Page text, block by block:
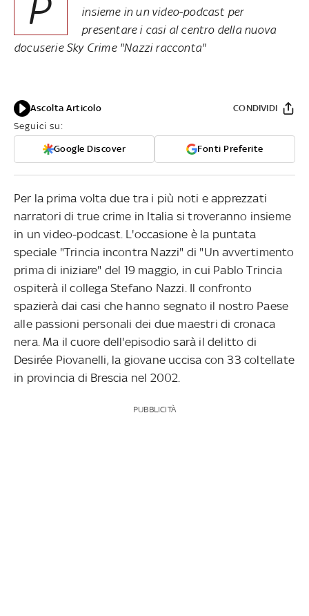
insieme in un video-podcast per
presentare i casi al centro della nuova
docuserie Sky Crime "Nazzi racconta"
Ascolta Articolo
Seguici su:
Google Discover Fonti Preferite
CONDIVIDI
Per la prima volta due tra i più noti e apprezzati
narratori di true crime in Italia si troveranno insieme
in un video-podcast. L'occasione è la puntata
speciale "Trincia incontra Nazzi" di "Un avvertimento
prima di iniziare" del 19 maggio, in cui Pablo Trincia
ospiterà il collega Stefano Nazzi. Il confronto
spazierà dai casi che hanno segnato il nostro Paese
alle passioni personali dei due maestri di cronaca
nera. Ma il cuore dell'episodio sarà il delitto di
Desirée Piovanelli, la giovane uccisa con 33 coltellate
in provincia di Brescia nel 2002.
PUBBLICITÀ